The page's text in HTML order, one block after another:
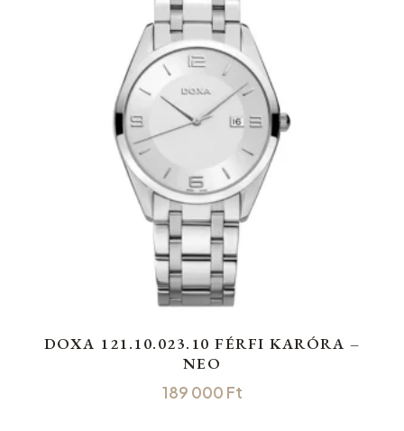
DOXA 121.10.023.10 FÉRFI KARÓRA –
NEO
189 000 Ft